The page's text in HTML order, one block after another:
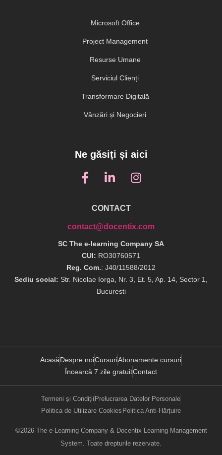
Microsoft Office
Project Management
Resurse Umane
Serviciul Clienți
Transformare Digitală
Vânzări și Negocieri
Ne găsiți și aici
CONTACT
contact@docentix.com
SC The e-learning Company SA
CUI: RO30760571
Reg. Com.: J40/11588/2012
Sediu social: Str. Nicolae Iorga, Nr. 3, Et. 5, Ap. 14, Sector 1,
Bucuresti
AcasăDespre noiCursuriAbonamente cursuri
Încearcă 7 zile gratuitContact
Termeni și Condiții Prelucrarea Datelor Personale
Politica de Utilizare Cookies Politica Anti-Hărțuire
©2026 The e-Learning Company & Docentix Learning Management
System. Toate drepturile rezervate.